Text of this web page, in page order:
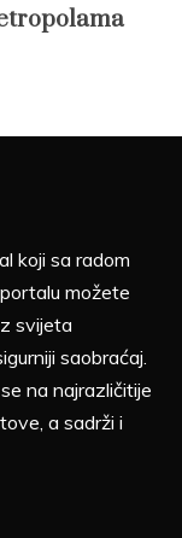
koji sa radom
možete
svijeta
saobraćaj.
na najrazličitije
a sadrži i